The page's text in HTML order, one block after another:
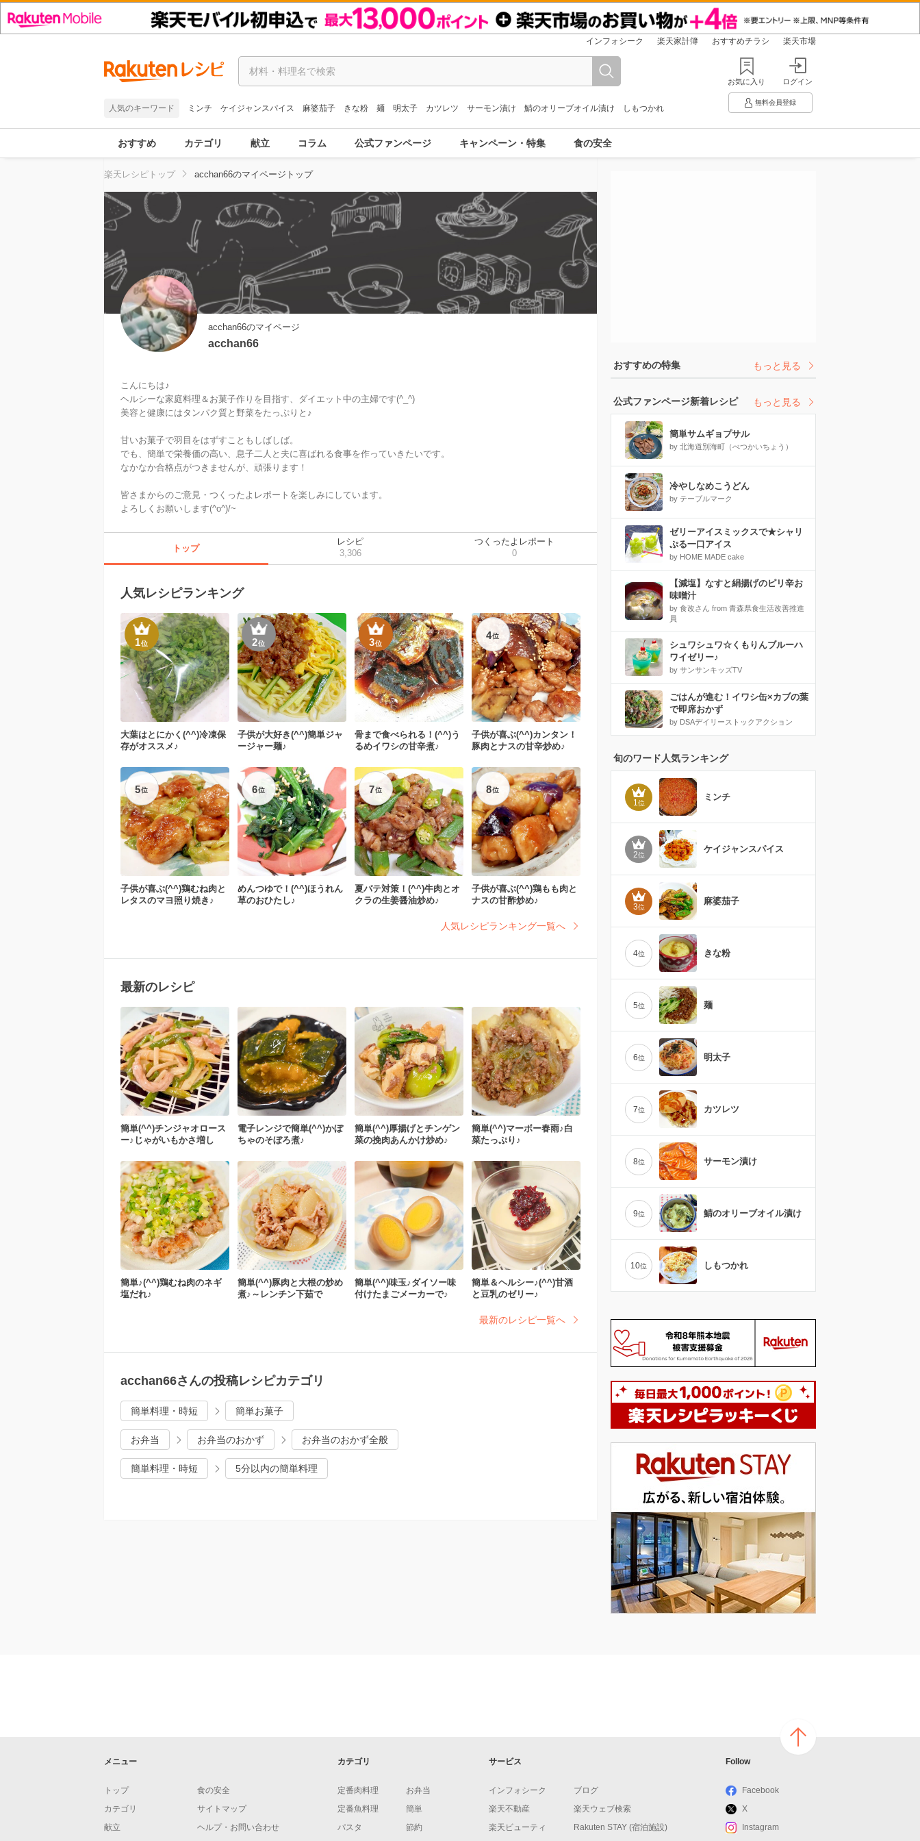
インフォシーク 楽天家計簿 おすすめチラシ 楽天市場
人気のキーワード ミンチ ケイジャンスパイス 麻婆茄子 きな粉 麺 明太子 カツレツ サーモン漬け 鯖のオリーブオイル漬け しもつかれ
お気に入り ログイン
無料会員登録
おすすめ カテゴリ 献立 コラム 公式ファンページ キャンペーン・特集 食の安全
楽天レシピトップ acchan66のマイページトップ
acchan66のマイページ
acchan66
こんにちは♪
ヘルシーな家庭料理＆お菓子作りを目指す、ダイエット中の主婦です(^_^)
美容と健康にはタンパク質と野菜をたっぷりと♪
甘いお菓子で羽目をはずすこともしばしば。
でも、簡単で栄養価の高い、息子二人と夫に喜ばれる食事を作っていきたいです。
なかなか合格点がつきませんが、頑張ります！
皆さまからのご意見・つくったよレポートを楽しみにしています。
よろしくお願いします(^o^)/~
トップ
レシピ
3,306
つくったよレポート
0
人気レシピランキング
1位
大葉はとにかく(^^)冷凍保
存がオススメ♪
2位
子供が大好き(^^)簡単ジャ
ージャー麺♪
3位
骨まで食べられる！(^^)う
るめイワシの甘辛煮♪
4位
子供が喜ぶ(^^)カンタン！
豚肉とナスの甘辛炒め♪
5位
子供が喜ぶ(^^)鶏むね肉と
レタスのマヨ照り焼き♪
6位
めんつゆで！(^^)ほうれん
草のおひたし♪
7位
夏バテ対策！(^^)牛肉とオ
クラの生姜醤油炒め♪
8位
子供が喜ぶ(^^)鶏もも肉と
ナスの甘酢炒め♪
人気レシピランキング一覧へ
最新のレシピ
簡単(^^)チンジャオロース
ー♪じゃがいもかさ増し
電子レンジで簡単(^^)かぼ
ちゃのそぼろ煮♪
簡単(^^)厚揚げとチンゲン
菜の挽肉あんかけ炒め♪
簡単(^^)マーボー春雨♪白
菜たっぷり♪
簡単♪(^^)鶏むね肉のネギ
塩だれ♪
簡単(^^)豚肉と大根の炒め
煮♪～レンチン下茹で
簡単(^^)味玉♪ダイソー味
付けたまごメーカーで♪
簡単＆ヘルシー♪(^^)甘酒
と豆乳のゼリー♪
最新のレシピ一覧へ
acchan66さんの投稿レシピカテゴリ
簡単料理・時短 簡単お菓子
お弁当 お弁当のおかず お弁当のおかず全般
簡単料理・時短 5分以内の簡単料理
おすすめの特集 もっと見る
公式ファンページ新着レシピ もっと見る
簡単サムギョプサル
by 北海道別海町（べつかいちょう）
冷やしなめこうどん
by テーブルマーク
ゼリーアイスミックスで★シャリ
ぷる一口アイス
by HOME MADE cake
【減塩】なすと絹揚げのピリ辛お
味噌汁
by 食改さん from 青森県食生活改善推進
員
シュワシュワ☆くもりんブルーハ
ワイゼリー♪
by サンサンキッズTV
ごはんが進む！イワシ缶×カブの葉
で即席おかず
by DSAデイリーストックアクション
旬のワード人気ランキング
1位
ミンチ
2位
ケイジャンスパイス
3位
麻婆茄子
4位 きな粉
5位 麺
6位 明太子
7位 カツレツ
8位 サーモン漬け
9位 鯖のオリーブオイル漬け
10位 しもつかれ
メニュー
トップ
カテゴリ
献立
食の安全
サイトマップ
ヘルプ・お問い合わせ
カテゴリ
定番肉料理
定番魚料理
パスタ
お弁当
簡単
節約
サービス
インフォシーク
楽天不動産
楽天ビューティ
ブログ
楽天ウェブ検索
Rakuten STAY (宿泊施設)
Follow
Facebook
X
Instagram